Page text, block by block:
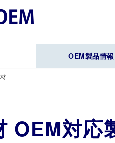
OEM製品情報
OEM対応